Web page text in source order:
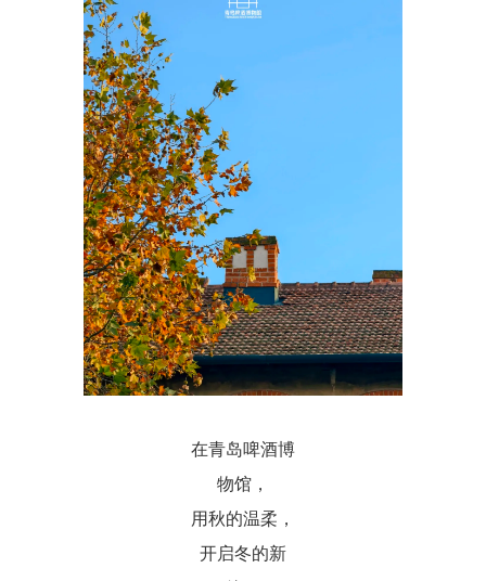
在青岛啤酒博
物馆，
用秋的温柔，
开启冬的新